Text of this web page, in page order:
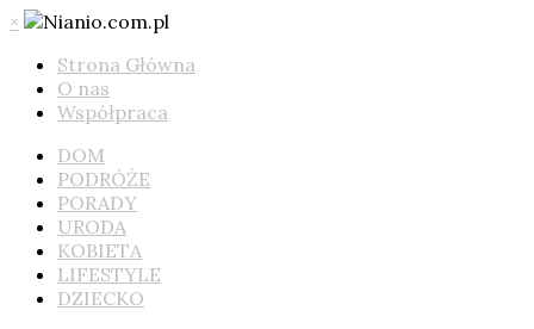
×
Strona Główna
O nas
Współpraca
DOM
PODRÓŻE
PORADY
URODA
KOBIETA
LIFESTYLE
DZIECKO